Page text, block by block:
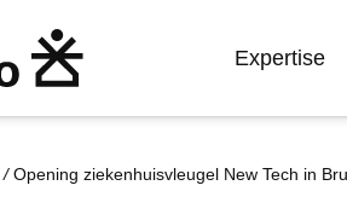
Expertise
/ Opening ziekenhuisvleugel New Tech in